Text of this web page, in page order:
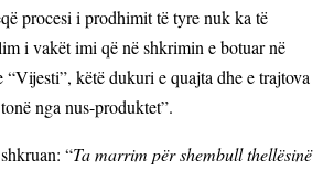
procesi i prodhimit të tyre nuk ka të
i vakët imi që në shkrimin e botuar në
këtë dukuri e quajta dhe e trajtova
nga nus-produktet”.
“Ta marrim për shembull thellësinë